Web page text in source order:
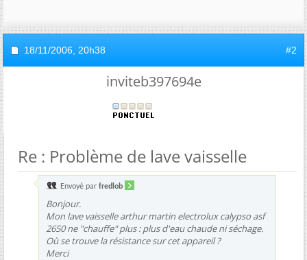
18/11/2006, 20h38 #2
inviteb397694e
Re : Problème de lave vaisselle
Envoyé par fredlob
Bonjour.
Mon lave vaisselle arthur martin electrolux calypso asf
2650 ne "chauffe" plus : plus d'eau chaude ni séchage.
Où se trouve la résistance sur cet appareil ?
Merci